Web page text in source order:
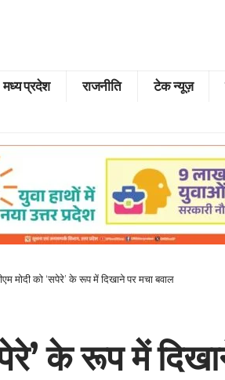
मध्य प्रदेश राजनीति टेक न्यूज़
मोदी को ‘सपेरे’ के रूप में दिखाने पर मचा बवाल
के रूप में